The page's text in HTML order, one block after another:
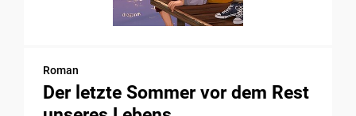
Roman
Der letzte Sommer vor dem Rest